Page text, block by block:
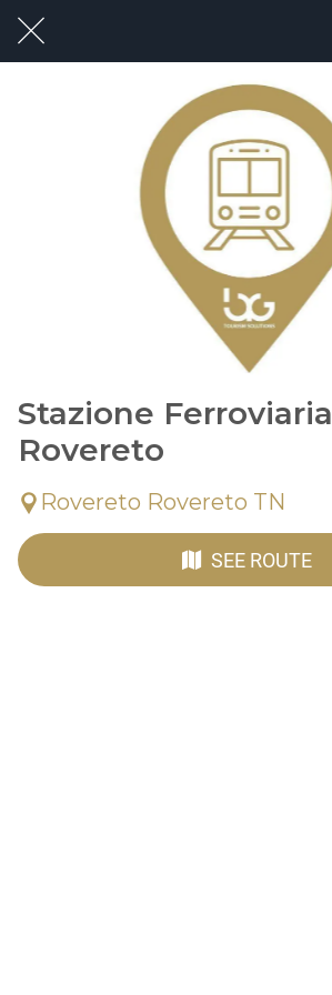
Stazione Ferroviaria
Rovereto
Rovereto Rovereto TN
SEE ROUTE